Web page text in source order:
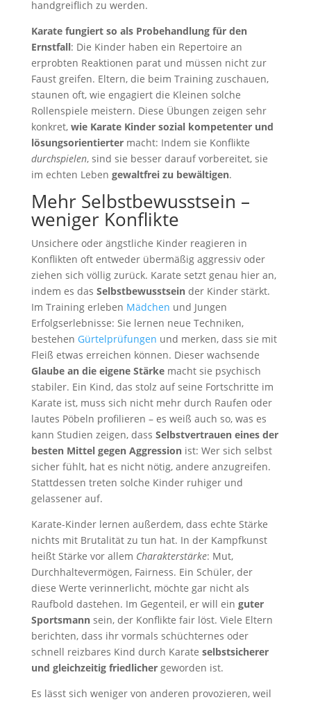
handgreiflich zu werden.
Karate fungiert so als Probehandlung für den
Ernstfall: Die Kinder haben ein Repertoire an
erprobten Reaktionen parat und müssen nicht zur
Faust greifen. Eltern, die beim Training zuschauen,
staunen oft, wie engagiert die Kleinen solche
Rollenspiele meistern. Diese Übungen zeigen sehr
konkret, wie Karate Kinder sozial kompetenter und
lösungsorientiertermacht: Indem sie Konflikte
durchspielen, sind sie besser darauf vorbereitet, sie
im echten Leben gewaltfrei zu bewältigen.
Mehr Selbstbewusstsein –
weniger Konflikte
Unsichere oder ängstliche Kinder reagieren in
Konflikten oft entweder übermäßig aggressiv oder
ziehen sich völlig zurück. Karate setzt genau hier an,
indem es das Selbstbewusstseinder Kinder stärkt.
Im Training erleben Mädchen und Jungen
Erfolgserlebnisse: Sie lernen neue Techniken,
bestehen Gürtelprüfungen und merken, dass sie mit
Fleiß etwas erreichen können. Dieser wachsende
Glaube an die eigene Stärkemacht sie psychisch
stabiler. Ein Kind, das stolz auf seine Fortschritte im
Karate ist, muss sich nicht mehr durch Raufen oder
lautes Pöbeln profilieren – es weiß auch so, was es
kann Studien zeigen, dass Selbstvertrauen eines der
besten Mittel gegen Aggressionist: Wer sich selbst
sicher fühlt, hat es nicht nötig, andere anzugreifen.
Stattdessen treten solche Kinder ruhiger und
gelassener auf.
Karate-Kinder lernen außerdem, dass echte Stärke
nichts mit Brutalität zu tun hat. In der Kampfkunst
heißt Stärke vor allem Charakterstärke: Mut,
Durchhaltevermögen, Fairness. Ein Schüler, der
diese Werte verinnerlicht, möchte gar nicht als
Raufbold dastehen. Im Gegenteil, er will ein guter
Sportsmannsein, der Konflikte fair löst. Viele Eltern
berichten, dass ihr vormals schüchternes oder
schnell reizbares Kind durch Karate selbstsicherer
und gleichzeitig friedlichergeworden ist.
Es lässt sich weniger von anderen provozieren, weil